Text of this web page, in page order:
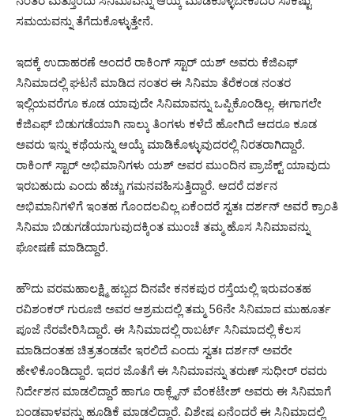
ಸಮಯವನ್ನು ತೆಗೆದುಕೊಳ್ಳುತ್ತೇನೆ.
ಇದಕ್ಕೆ ಉದಾಹರಣೆ ಅಂದರೆ ರಾಕಿಂಗ್ ಸ್ಟಾರ್ ಯಶ್ ಅವರು ಕೆಜಿಎಫ್
ಸಿನಿಮಾದಲ್ಲಿ ಘಟನೆ ಮಾಡಿದ ನಂತರ ಈ ಸಿನಿಮಾ ತೆರೆಕಂಡ ನಂತರ
ಇಲ್ಲಿಯವರೆಗೂ ಕೂಡ ಯಾವುದೇ ಸಿನಿಮಾವನ್ನು ಒಪ್ಪಿಕೊಂಡಿಲ್ಲ. ಈಗಾಗಲೇ
ಕೆಜಿಎಫ್ ಬಿಡುಗಡೆಯಾಗಿ ನಾಲ್ಕು ತಿಂಗಳು ಕಳೆದೆ ಹೋಗಿದೆ ಆದರೂ ಕೂಡ
ಅವರು ಇನ್ನು ಕಥೆಯನ್ನು ಆಯ್ಕೆ ಮಾಡಿಕೊಳ್ಳುವುದರಲ್ಲಿ ನಿರತರಾಗಿದ್ದಾರೆ.
ರಾಕಿಂಗ್ ಸ್ಟಾರ್ ಅಭಿಮಾನಿಗಳು ಯಶ್ ಅವರ ಮುಂದಿನ ಪ್ರಾಜೆಕ್ಟ್ ಯಾವುದು
ಇರಬಹುದು ಎಂದು ಹೆಚ್ಚು ಗಮನವಹಿಸುತ್ತಿದ್ದಾರೆ. ಆದರೆ ದರ್ಶನ
ಅಭಿಮಾನಿಗಳಿಗೆ ಇಂತಹ ಗೊಂದಲವಿಲ್ಲ ಏಕೆಂದರೆ ಸ್ವತಃ ದರ್ಶನ್ ಅವರೆ ಕ್ರಾಂತಿ
ಸಿನಿಮಾ ಬಿಡುಗಡೆಯಾಗುವುದಕ್ಕಿಂತ ಮುಂಚೆ ತಮ್ಮ ಹೊಸ ಸಿನಿಮಾವನ್ನು
ಘೋಷಣೆ ಮಾಡಿದ್ದಾರೆ.
ಹೌದು ವರಮಹಾಲಕ್ಷ್ಮಿ ಹಬ್ಬದ ದಿನವೇ ಕನಕಪುರ ರಸ್ತೆಯಲ್ಲಿ ಇರುವಂತಹ
ರವಿಶಂಕರ್ ಗುರೂಜಿ ಅವರ ಆಶ್ರಮದಲ್ಲಿ ತಮ್ಮ 56ನೇ ಸಿನಿಮಾದ ಮುಹೂರ್ತ
ಪೂಜೆ ನೆರವೇರಿಸಿದ್ದಾರೆ. ಈ ಸಿನಿಮಾದಲ್ಲಿ ರಾಬರ್ಟ್ ಸಿನಿಮಾದಲ್ಲಿ ಕೆಲಸ
ಮಾಡಿದಂತಹ ಚಿತ್ರತಂಡವೇ ಇರಲಿದೆ ಎಂದು ಸ್ವತಃ ದರ್ಶನ್ ಅವರೇ
ಹೇಳಿಕೊಂಡಿದ್ದಾರೆ. ಇದರ ಜೊತೆಗೆ ಈ ಸಿನಿಮಾವನ್ನು ತರುಣ್ ಸುಧೀರ್ ರವರು
ನಿರ್ದೇಶನ ಮಾಡಲಿದ್ದಾರೆ ಹಾಗೂ ರಾಕ್ಲೈನ್ ವೆಂಕಟೇಶ್ ಅವರು ಈ ಸಿನಿಮಾಗೆ
ಬಂಡವಾಳವನ್ನು ಹೂಡಿಕೆ ಮಾಡಲಿದ್ದಾರೆ. ವಿಶೇಷ ಏನೆಂದರೆ ಈ ಸಿನಿಮಾದಲ್ಲಿ